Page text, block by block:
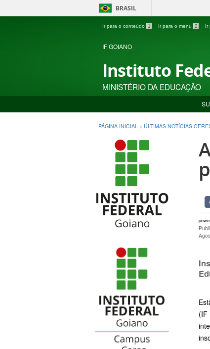
BRASIL
Ir para o conteúdo 1 Ir para o menu 2 Ir
IF GOIANO
Instituto
MINISTÉRIO DA EDUCAÇÃO
PÁGINA INICIAL > ÚLTIMAS NOTÍCIAS
(IF